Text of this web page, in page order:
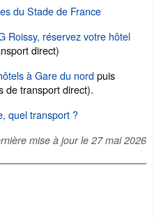
du Stade de France
Roissy, réservez votre hôtel
direct)
à Gare du nordpuis
de transport direct).
quel transport ?
mise à jour le27 mai 2026